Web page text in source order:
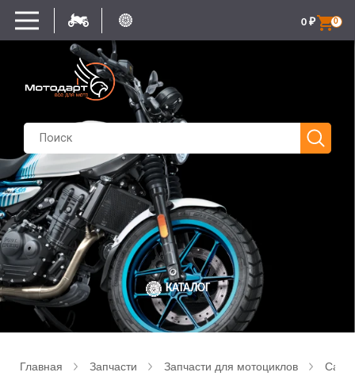
0
0 ₽
КАТАЛОГ
Главная Запчасти Запчасти для мотоциклов